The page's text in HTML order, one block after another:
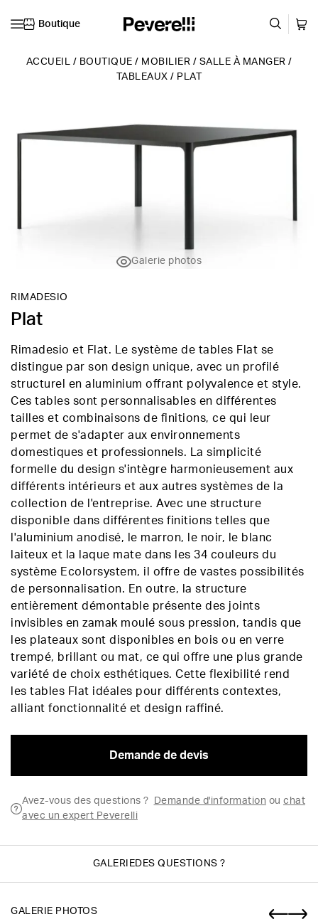
Boutique
ACCUEIL / BOUTIQUE / MOBILIER / SALLE À MANGER /
TABLEAUX / PLAT
Galerie photos
RIMADESIO
Plat
Rimadesio et Flat. Le système de tables Flat se
distingue par son design unique, avec un profilé
structurel en aluminium offrant polyvalence et style.
Ces tables sont personnalisables en différentes
tailles et combinaisons de finitions, ce qui leur
permet de s'adapter aux environnements
domestiques et professionnels. La simplicité
formelle du design s'intègre harmonieusement aux
différents intérieurs et aux autres systèmes de la
collection de l'entreprise. Avec une structure
disponible dans différentes finitions telles que
l'aluminium anodisé, le marron, le noir, le blanc
laiteux et la laque mate dans les 34 couleurs du
système Ecolorsystem, il offre de vastes possibilités
de personnalisation. En outre, la structure
entièrement démontable présente des joints
invisibles en zamak moulé sous pression, tandis que
les plateaux sont disponibles en bois ou en verre
trempé, brillant ou mat, ce qui offre une plus grande
variété de choix esthétiques. Cette flexibilité rend
les tables Flat idéales pour différents contextes,
alliant fonctionnalité et design raffiné.
Demande de devis
Avez-vous des questions ? Demande d'information ou chat
avec un expert Peverelli
GALERIEDES QUESTIONS ?
GALERIE PHOTOS